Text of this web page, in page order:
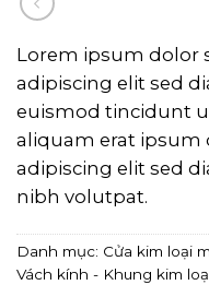
Lorem ipsum dolor
adipiscing elit sed
euismod tincidunt
aliquam erat ipsum
adipiscing elit sed
nibh volutpat.
Danh mục: Cửa kim loại
Vách kính - Khung kim